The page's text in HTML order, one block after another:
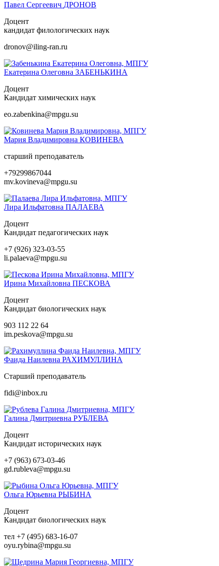
Павел Сергеевич ДРОНОВ
Доцент
кандидат филологических наук
dronov@iling-ran.ru
Екатерина Олеговна ЗАБЕНЬКИНА
Доцент
Кандидат химических наук
eo.zabenkina@mpgu.su
Мария Владимировна КОВИНЕВА
старший преподаватель
+79299867044
mv.kovineva@mpgu.su
Лира Ильфатовна ПАЛАЕВА
Доцент
Кандидат педагогических наук
+7 (926) 323-03-55
li.palaeva@mpgu.su
Ирина Михайловна ПЕСКОВА
Доцент
Кандидат биологических наук
903 112 22 64
im.peskova@mpgu.su
Фаида Наилевна РАХИМУЛЛИНА
Старший преподаватель
fidi@inbox.ru
Галина Дмитриевна РУБЛЕВА
Доцент
Кандидат исторических наук
+7 (963) 673-03-46
gd.rubleva@mpgu.su
Ольга Юрьевна РЫБИНА
Доцент
Кандидат биологических наук
тел +7 (495) 683-16-07
oyu.rybina@mpgu.su